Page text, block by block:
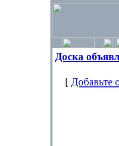
Доска
[ Добавьте